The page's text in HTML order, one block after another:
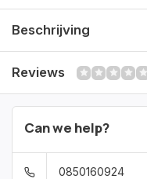
Beschrijving
Reviews
Can we help?
0850160924